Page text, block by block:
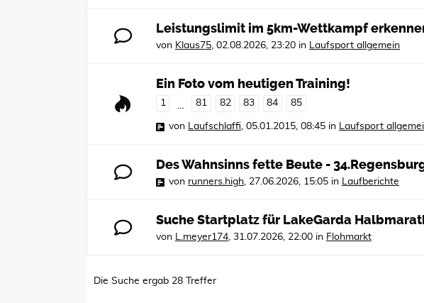
Leistungslimit im 5km-Wettkampf
von Klaus75 02.08.2026, 23:20 in Laufsport allgemein
Ein Foto vom heutigen Training!
1 81 82 83 84 85
von Laufschlaffi 05.01.2015, 08:45 in Laufsport
Des Wahnsinns fette Beute -
von runners.high 27.06.2026, 15:05 in Laufberichte
Suche Startplatz für LakeGarda
von L.meyer174 31.07.2026, 22:00 in Flohmarkt
Die Suche ergab 28 Treffer